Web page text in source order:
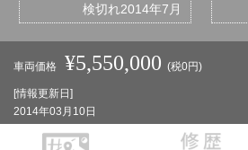
検切れ2014年7月
車両価格 ¥5,550,000(税0円)
[情報更新日]
2014年03月10日